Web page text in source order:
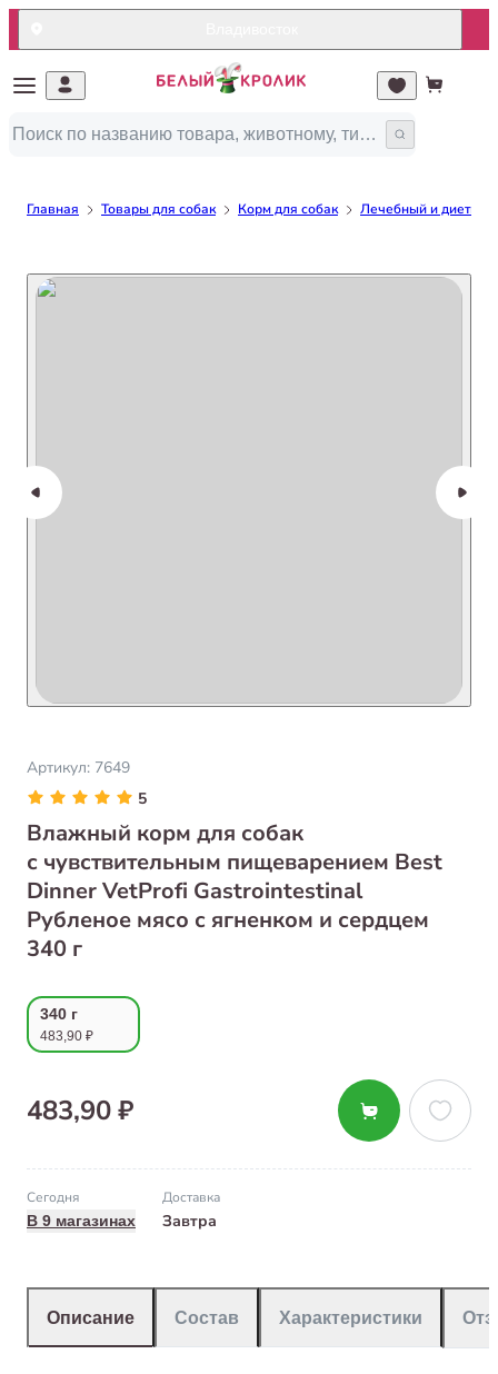
Главная Товары для собак Корм для собак Лечебный и
Артикул: 7649
5
Влажный корм для собак
с чувствительным пищеварением Best
Dinner VetProfi Gastrointestinal
Рубленое мясо с ягненком и сердцем
340 г
340 г
483,90 ₽
483,90 ₽
Сегодня
В 9 магазинах
Доставка
Завтра
Описание Состав Характеристики